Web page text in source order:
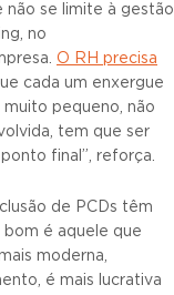
não se limite à gestão
no
O RH precisa
cada um enxergue
pequeno, não
tem que ser
final”, reforça.
de PCDs têm
é aquele que
moderna,
é mais lucrativa